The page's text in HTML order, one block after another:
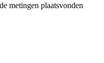
metingen plaatsvonden